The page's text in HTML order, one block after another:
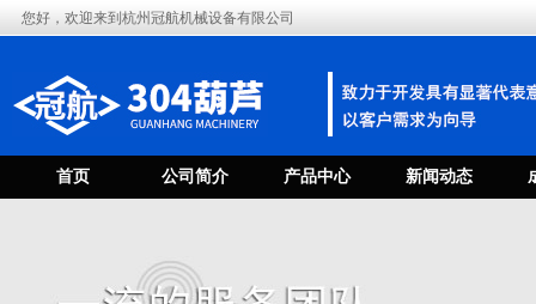
您好，欢迎来到杭州冠航机械设备有限公司
首页 公司简介 产品中心 新闻动态